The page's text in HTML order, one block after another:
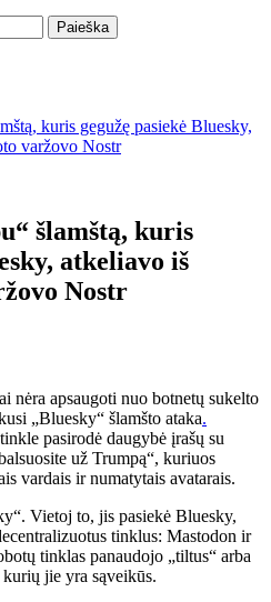
kuris gegužę pasiekė Bluesky,
varžovo Nostr
šlamštą, kuris
atkeliavo iš
Nostr
nėra apsaugoti nuo botnetų sukelto
„Bluesky“ šlamšto ataka.
pasirodė daugybė įrašų su
už Trumpą“, kuriuos
vardais ir numatytais avatarais.
Vietoj to, jis pasiekė Bluesky,
tinklus: Mastodon ir
tinklas panaudojo „tiltus“ arba
jie yra sąveikūs.